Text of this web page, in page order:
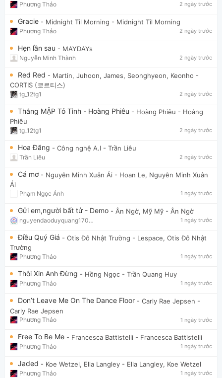
Phương Thảo 2 ngày trước
Gracie - Midnight Til Morning - Midnight Til Morning
Phương Thảo 2 ngày trước
Hẹn lần sau - MAYDAYs
Nguyễn Minh Thành 2 ngày trước
Red Red - Martin, Juhoon, James, Seonghyeon, Keonho -
CORTIS (코르티스)
tg_12tg1 2 ngày trước
Thằng MẬP Tỏ Tình - Hoàng Phiêu - Hoàng Phiêu - Hoàng
Phiêu
tg_12tg1 2 ngày trước
Hoa Đăng - Công nghệ A.I - Trần Liêu
Trần Liêu 2 ngày trước
Cá mơ - Nguyễn Minh Xuân Ái - Hoan Le, Nguyễn Minh Xuân
Ái
Phạm Ngọc Ánh 1 ngày trước
Gửi em,người bất tử - Demo - Ân Ngờ, Mỹ Mỹ - Ân Ngờ
nguyendaoduyquang17021 1 ngày trước
Điều Quý Giá - Otis Đỗ Nhật Trường - Lespace, Otis Đỗ Nhật
Trường
Phương Thảo 1 ngày trước
Thôi Xin Anh Đừng - Hồng Ngọc - Trần Quang Huy
Phương Thảo 1 ngày trước
Don’t Leave Me On The Dance Floor - Carly Rae Jepsen -
Carly Rae Jepsen
Phương Thảo 1 ngày trước
Free To Be Me - Francesca Battistelli - Francesca Battistelli
Phương Thảo 1 ngày trước
Jaded - Koe Wetzel, Ella Langley - Ella Langley, Koe Wetzel
Phương Thảo 1 ngày trước